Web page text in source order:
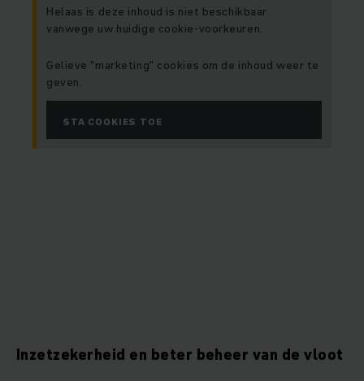
Helaas is deze inhoud is niet beschikbaar
vanwege uw huidige cookie-voorkeuren.
Gelieve "marketing" cookies om de inhoud weer te
geven.
STA COOKIES TOE
Inzetzekerheid en beter beheer van de vloot